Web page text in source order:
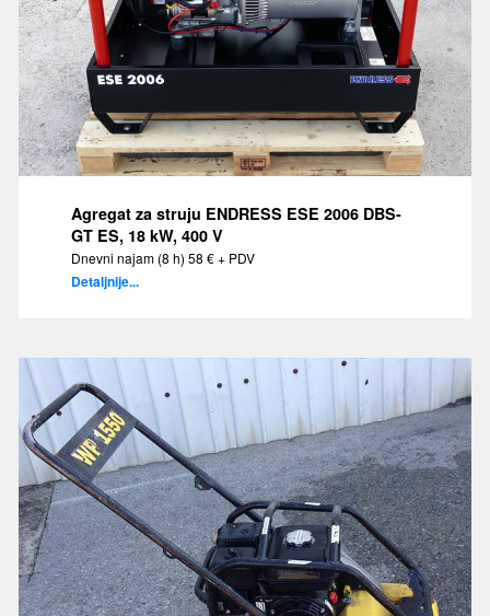
Agregat za struju ENDRESS ESE 2006 DBS-
GT ES, 18 kW, 400 V
Dnevni najam (8 h) 58 € + PDV
Detaljnije...